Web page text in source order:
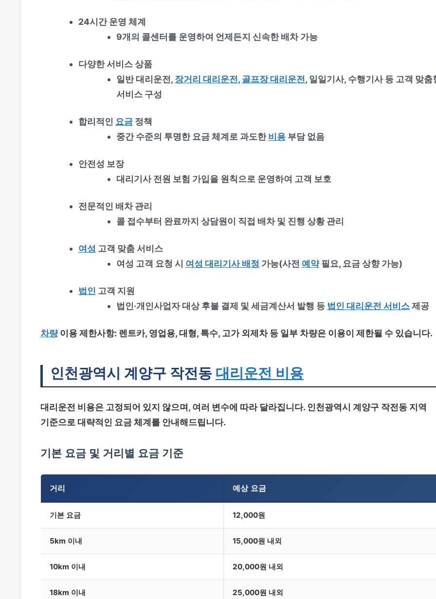
24시간 운영 체계
9개의 콜센터를 운영하여 언제든지 신속한 배차 가능
다양한 서비스 상품
일반 대리운전, 장거리 대리운전 , 골프장 대리운전 , 일일기사, 수행기사 등 고객 맞춤
서비스 구성
합리적인 요금정책
중간 수준의 투명한 요금 체계로 과도한비용부담 없음
안전성 보장
대리기사 전원 보험 가입을 원칙으로 운영하여 고객 보호
전문적인 배차 관리
콜 접수부터 완료까지 상담원이 직접 배차 및 진행 상황 관리
여성 고객 맞춤 서비스
여성 고객 요청 시 여성 대리기사 배정 가능(사전 예약필요, 요금 상향 가능)
법인 고객 지원
법인·개인사업자 대상 후불 결제 및 세금계산서 발행 등 법인 대리운전 서비스제공
차량이용 제한사항: 렌트카, 영업용, 대형, 특수, 고가 외제차 등 일부 차량은 이용이 제한될 수 있습니다.
인천광역시 계양구 작전동 대리운전 비용
대리운전 비용은 고정되어 있지 않으며, 여러 변수에 따라 달라집니다. 인천광역시 계양구 작전동 지역
기준으로 대략적인 요금 체계를 안내해드립니다.
기본 요금 및 거리별 요금 기준
거리 예상 요금
기본 요금 12,000원
5km 이내 15,000원 내외
10km 이내 20,000원 내외
18km 이내 25,000원 내외